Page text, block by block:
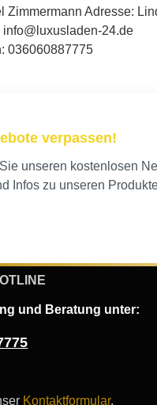
Zimmermann Adresse:
info@luxusladen-24.de
036060887775
verpassen!
unseren kostenlosen
Infos zu unseren
und Beratung unter:
Kontaktformular.